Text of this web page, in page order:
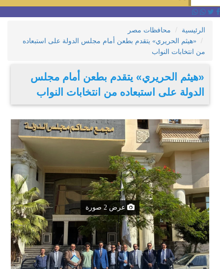
الرئيسية
محافظات مصر
«هيثم الحريري» يتقدم بطعن أمام مجلس الدولة على استبعاده
من انتخابات النواب
«هيثم الحريري» يتقدم بطعن أمام مجلس
الدولة على استبعاده من انتخابات النواب
عرض 2 صورة